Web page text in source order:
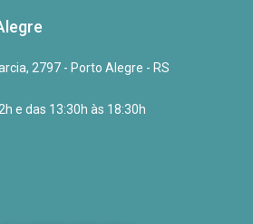
2797 - Porto Alegre - RS
e das 13:30h às 18:30h